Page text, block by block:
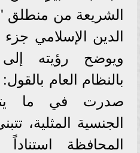
الشريعة من منطلق
الدين الإسلامي جزء
ويوضح رؤيته إلى
بالنظام العام
صدرت في ما
الجنسية المثلية،
المحافظة